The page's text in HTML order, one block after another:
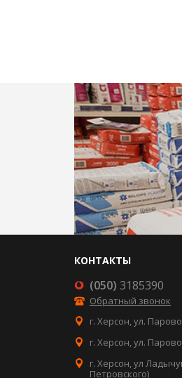
КОНТАКТЫ
(050) 3185390
Обратный звонок
г. Херсон, ул.
г. Херсон, ул.
г. Херсон, ул
Петровского)